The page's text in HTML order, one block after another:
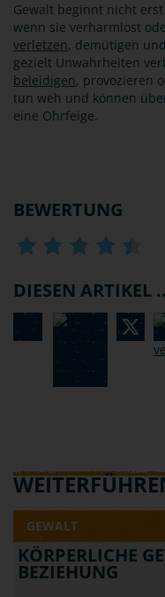
Gewalt beginnt nicht
wenn sie verharmlost
verletzen, demütigen
gezielt Unwahrheiten
beleidigen, provozieren
tun weh und können
eine Ohrfeige.
BEWERTUNG
DIESEN ARTIKEL
GEWALT
KÖRPERLICHE
BEZIEHUNG